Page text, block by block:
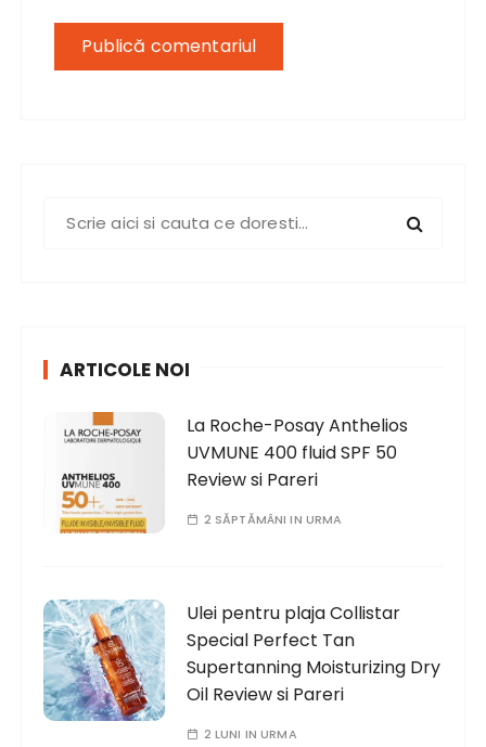
ARTICOLE NOI
La Roche-Posay Anthelios
UVMUNE 400 fluid SPF 50
Review si Pareri
2 SĂPTĂMÂNI IN URMA
Ulei pentru plaja Collistar
Special Perfect Tan
Supertanning Moisturizing Dry
Oil Review si Pareri
2 LUNI IN URMA